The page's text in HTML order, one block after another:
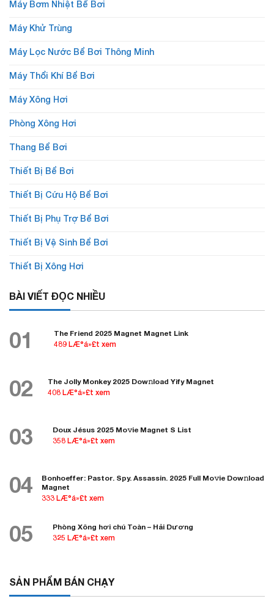
Máy Bơm Nhiệt Bể Bơi
Máy Khử Trùng
Máy Lọc Nước Bể Bơi Thông Minh
Máy Thổi Khí Bể Bơi
Máy Xông Hơi
Phòng Xông Hơi
Thang Bể Bơi
Thiết Bị Bể Bơi
Thiết Bị Cứu Hộ Bể Bơi
Thiết Bị Phụ Trợ Bể Bơi
Thiết Bị Vệ Sinh Bể Bơi
Thiết Bị Xông Hơi
BÀI VIẾT ĐỌC NHIỀU
01
The Friend 2025 Magnet Magnet Link
489 LÆ°á»£t xem
02
The Jolly Monkey 2025 Dow𝚗load Yify Magnet
408 LÆ°á»£t xem
03
Doux Jésus 2025 Mo𝚟ie Magnet S List
358 LÆ°á»£t xem
04
Bonhoeffer: Pastor. Spy. Assassin. 2025 Full Mo𝚟ie Dow𝚗load
Magnet
333 LÆ°á»£t xem
05
Phòng Xông hơi chú Toàn – Hải Dương
325 LÆ°á»£t xem
SẢN PHẨM BÁN CHẠY